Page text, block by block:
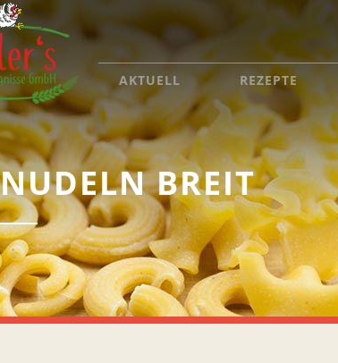
AKTUELL REZEPTE
BREIT